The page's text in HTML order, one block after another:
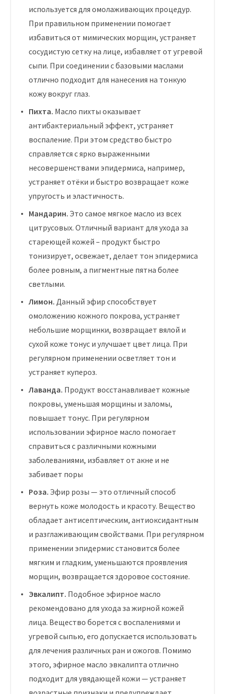
используется для омолаживающих процедур.
При правильном применении помогает
избавиться от мимических морщин, устраняет
сосудистую сетку на лице, избавляет от угревой
сыпи. При соединении с базовыми маслами
отлично подходит для нанесения на тонкую
кожу вокруг глаз.
Пихта. Масло пихты оказывает
антибактериальный эффект, устраняет
воспаление. При этом средство быстро
справляется с ярко выраженными
несовершенствами эпидермиса, например,
устраняет отёки и быстро возвращает коже
упругость и эластичность.
Мандарин. Это самое мягкое масло из всех
цитрусовых. Отличный вариант для ухода за
стареющей кожей – продукт быстро
тонизирует, освежает, делает тон эпидермиса
более ровным, а пигментные пятна более
светлыми.
Лимон. Данный эфир способствует
омоложению кожного покрова, устраняет
небольшие морщинки, возвращает вялой и
сухой коже тонус и улучшает цвет лица. При
регулярном применении осветляет тон и
устраняет купероз.
Лаванда. Продукт восстанавливает кожные
покровы, уменьшая морщины и заломы,
повышает тонус. При регулярном
использовании эфирное масло помогает
справиться с различными кожными
заболеваниями, избавляет от акне и не
забивает поры
Роза. Эфир розы — это отличный способ
вернуть коже молодость и красоту. Вещество
обладает антисептическим, антиоксидантным
и разглаживающим свойствами. При регулярном
применении эпидермис становится более
мягким и гладким, уменьшаются проявления
морщин, возвращается здоровое состояние.
Эвкалипт. Подобное эфирное масло
рекомендовано для ухода за жирной кожей
лица. Вещество борется с воспалениями и
угревой сыпью, его допускается использовать
для лечения различных ран и ожогов. Помимо
этого, эфирное масло эвкалипта отлично
подходит для увядающей кожи — устраняет